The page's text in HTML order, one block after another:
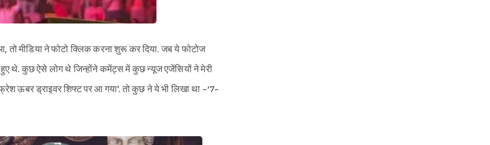
मीडिया ने फोटो क्लिक करना शुरू कर दिया. जब ये फोटोज
हुए थे. कुछ ऐसे लोग थे जिन्होंने कमेंट्स में कुछ न्यूज एजेंसियों ने मेरी
ऊबर ड्राइवर शिफ्ट पर आ गया'. तो कुछ ने ये भी लिखा था -‘7-